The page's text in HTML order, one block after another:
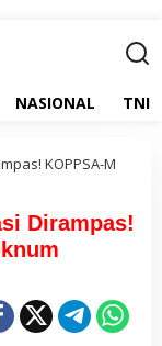
NASIONAL TNI
KOPPSA-M
Dirampas!